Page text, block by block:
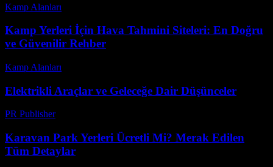
Kamp Alanları
Kamp Yerleri İçin Hava Tahmini Siteleri: En Doğru
ve Güvenilir Rehber
Kamp Alanları
Elektrikli Araçlar ve Geleceğe Dair Düşünceler
PR Publisher-
Karavan Park Yerleri Ücretli Mi? Merak Edilen
Tüm Detaylar